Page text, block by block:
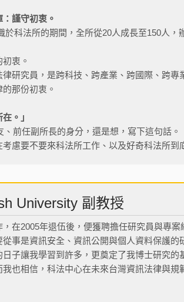
謹守初衷。
於科法所的期間，全所從20人成長至150人
衷。
研究員，是跨科技、跨產業、跨國際、跨
那份初衷。
。」
前任副所長的身分，還是想，寫下這句話。
慮要不要來科法所工作、以及好奇科法所到
University 副教授
在2005年退伍後，便獲聘擔任研究員與專案
事是資訊安全、資訊公開與個人資料保護的
子讓我學習到許多，更奠定了我博士研究的
也相信，科法中心在未來台灣資訊法律與規